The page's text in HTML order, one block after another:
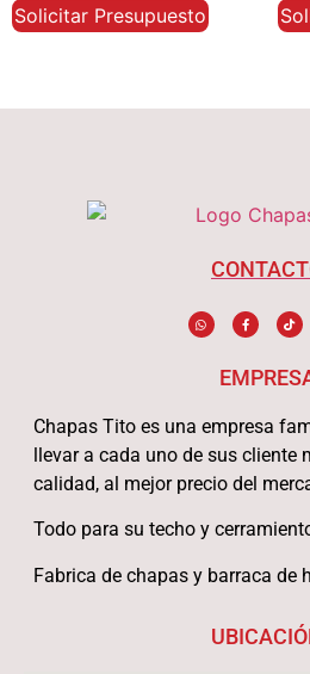
Solicitar Presupuesto
Chapas Tito es una empresa
llevar a cada uno de sus cliente
calidad, al mejor precio del
Todo para su techo y
Fabrica de chapas y barraca de